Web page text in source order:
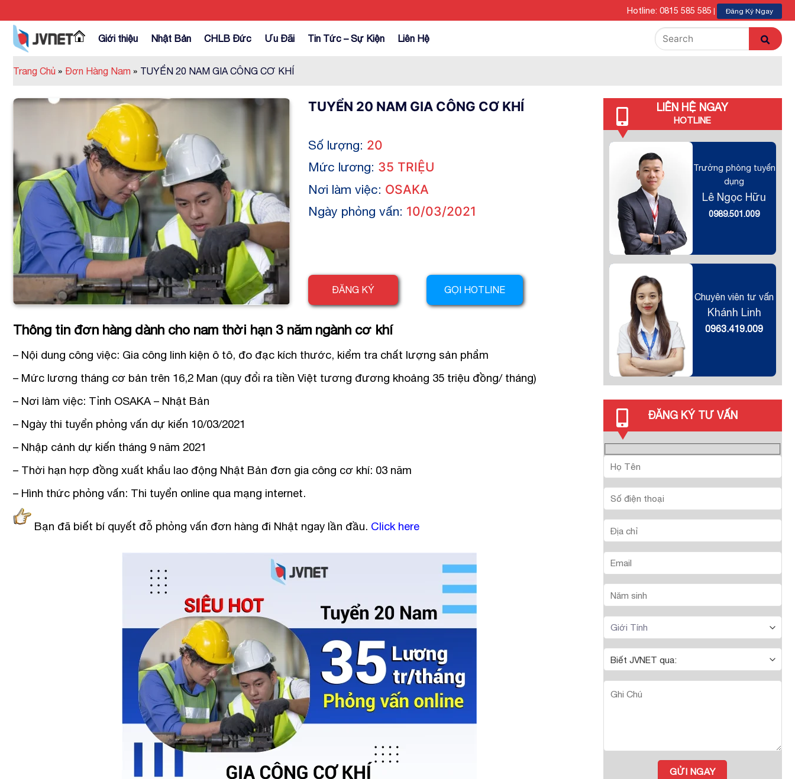
to
content
Hotline: 0815 585 585 Đăng Ký Ngay
Giới thiệu Nhật Bản CHLB Đức Ưu Đãi Tin Tức – Sự Kiện Liên Hệ
Trang Chủ » Đơn Hàng Nam » TUYỂN 20 NAM GIA CÔNG CƠ KHÍ
TUYỂN 20 NAM GIA CÔNG CƠ KHÍ
Số lượng: 20
Mức lương: 35 TRIỆU
Nơi làm việc: OSAKA
Ngày phỏng vấn: 10/03/2021
ĐĂNG KÝ GỌI HOTLINE
Thông tin đơn hàng dành cho nam thời hạn 3 năm ngành cơ khí
– Nội dung công việc: Gia công linh kiện ô tô, đo đạc kích thước, kiểm tra chất lượng sản phẩm
– Mức lương tháng cơ bản trên 16,2 Man (quy đổi ra tiền Việt tương đương khoảng 35 triệu đồng/ tháng)
– Nơi làm việc: Tỉnh OSAKA – Nhật Bản
– Ngày thi tuyển phỏng vấn dự kiến 10/03/2021
– Nhập cảnh dự kiến tháng 9 năm 2021
– Thời hạn hợp đồng xuất khẩu lao động Nhật Bản đơn gia công cơ khí: 03 năm
– Hình thức phỏng vấn: Thi tuyển online qua mạng internet.
Bạn đã biết bí quyết đỗ phỏng vấn đơn hàng đi Nhật ngay lần đầu. Click here
LIÊN HỆ NGAY
HOTLINE
Trưởng phòng tuyển
dụng
Lê Ngọc Hữu
0989.501.009
Chuyên viên tư vấn
Khánh Linh
0963.419.009
ĐĂNG KÝ TƯ VẤN